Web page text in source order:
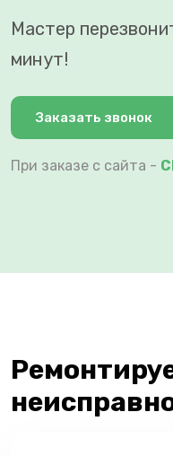
Мастер
минут!
Заказать звонок
При заказе с сайта -